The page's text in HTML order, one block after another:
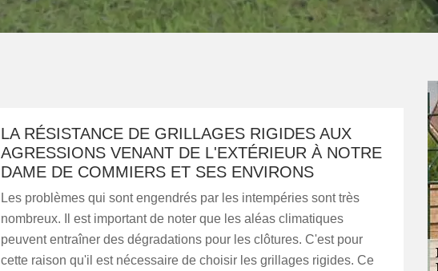
LA RÉSISTANCE DE GRILLAGES RIGIDES AUX
AGRESSIONS VENANT DE L'EXTÉRIEUR À NOTRE
DAME DE COMMIERS ET SES ENVIRONS
Les problèmes qui sont engendrés par les intempéries sont très
nombreux. Il est important de noter que les aléas climatiques
peuvent entraîner des dégradations pour les clôtures. C'est pour
cette raison qu'il est nécessaire de choisir les grillages rigides. Ce